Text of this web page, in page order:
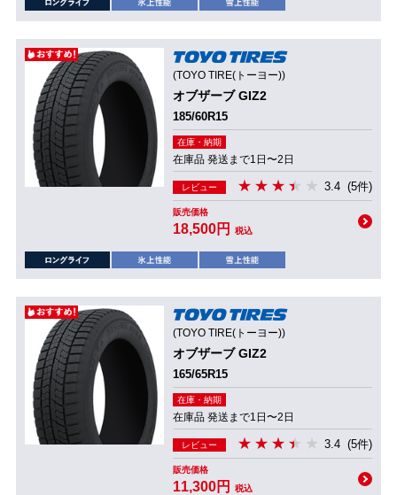
(TOYO TIRE(トーヨー))
オブザーブ GIZ2
185/60R15
在庫・納期
在庫品 発送まで1日〜2日
レビュー 3.4 (5件)
販売価格
18,500円 税込
(TOYO TIRE(トーヨー))
オブザーブ GIZ2
165/65R15
在庫・納期
在庫品 発送まで1日〜2日
レビュー 3.4 (5件)
販売価格
11,300円 税込